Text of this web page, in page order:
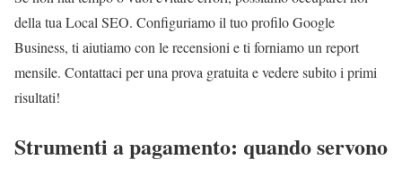
della tua Local SEO. Configuriamo il tuo profilo Google
Business, ti aiutiamo con le recensioni e ti forniamo un report
mensile. Contattaci per una prova gratuita e vedere subito i primi
risultati!
Strumenti a pagamento: quando servono